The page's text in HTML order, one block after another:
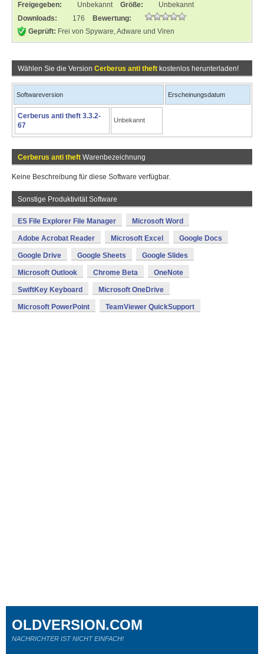
Freigegeben: Unbekannt Größe:
Unbekannt
Downloads:
176
Bewertung:
Geprüft: Frei von Spyware, Adware und Viren
Wählen Sie die Version Cerberus anti theft kostenlos herunterladen!
Softwareversion Erscheinungsdatum
Cerberus anti theft 3.3.2-
67
Unbekannt
Cerberus anti theft Warenbezeichnung
Keine Beschreibung für diese Software verfügbar.
Sonstige Produktivität Software
ES File Explorer File Manager Microsoft Word
Adobe Acrobat Reader Microsoft Excel Google Docs
Google Drive Google Sheets Google Slides
Microsoft Outlook Chrome Beta OneNote
SwiftKey Keyboard Microsoft OneDrive
Microsoft PowerPoint TeamViewer QuickSupport
OLDVERSION.COM
NACHRICHTER IST NICHT EINFACH!